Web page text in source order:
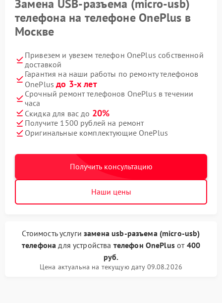
Замена USB-разъема (micro-usb)
телефона на телефоне OnePlus в
Москве
Привезем и увезем телефон OnePlus собственной
доставкой
Гарантия на наши работы по ремонту телефонов
OnePlusдо 3-х лет
Срочный ремонт телефонов OnePlus в течении
часа
Скидка для вас до 20%
Получите 1500 рублей на ремонт
Оригинальные комплектующие OnePlus
Получить консультацию
Наши цены
Стоимость услугизамена usb-разъема (micro-usb)
телефона для устройства телефон OnePlusот 400
руб.
Цена актуальна на текущую дату 09.08.2026